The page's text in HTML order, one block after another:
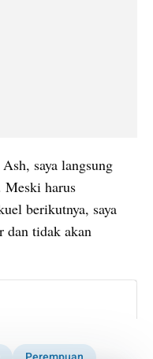
saya langsung
Meski harus
berikutnya, saya
dan tidak akan